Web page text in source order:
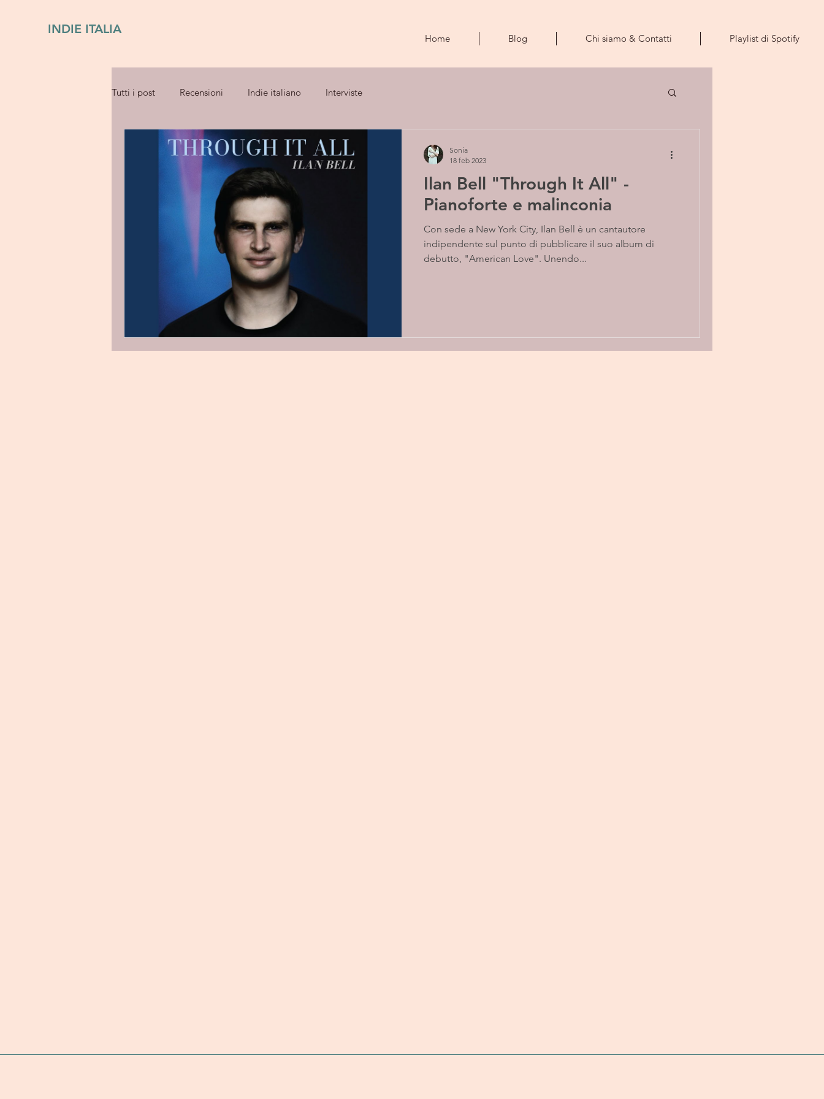
INDIE ITALIA
Home Blog Chi siamo & Contatti Playlist di Spotify
Tutti i post Recensioni Indie italiano Interviste
Ilan Bell "Through It All" -
Pianoforte e malinconia
Con sede a New York City, Ilan Bell è un cantautore
indipendente sul punto di pubblicare il suo album di
debutto, "American Love". Unendo...
Sonia
18 feb 2023